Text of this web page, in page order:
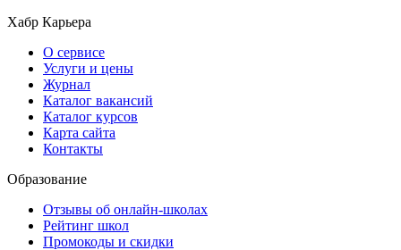
Хабр Карьера
О сервисе
Услуги и цены
Журнал
Каталог вакансий
Каталог курсов
Карта сайта
Контакты
Образование
Отзывы об онлайн-школах
Рейтинг школ
Промокоды и скидки